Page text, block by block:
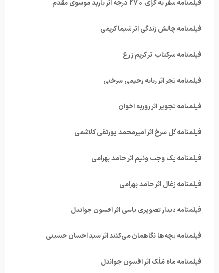
فیلمنامه سفر به گرای 270 درجه اثر باربد موسوی مقدم
فیلمنامه چالش زندگی اثر شیما کریمی
فیلمنامه سرکتاب اثر کریم زارع
فیلمنامه تجر اثر ربابه رحیمی سرخنی
فیلمنامه تجویز اثر روزبه اخوان
فیلمنامه گل سرخ اثر امیرمحمد پورتقی کلاشمی
فیلمنامه یک وجب ونیم اثر حامد بهرامی
فیلمنامه زغال اثر حامد بهرامی
فیلمنامه دیدار تصویری یاسی اثر افسون جواندل
فیلمنامه بچه‌ها نگاهمان می‌کنند اثر سید احسان حسینی
فیلمنامه ماه مَلَک اثر افسون جواندل